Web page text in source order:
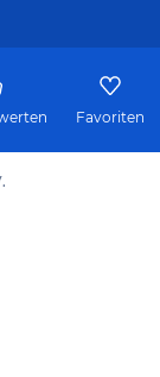
Favoriten